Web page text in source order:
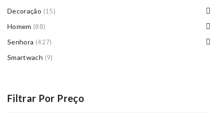
Decoração (15)
Homem (88)
Senhora (427)
Smartwach (9)
Filtrar Por Preço